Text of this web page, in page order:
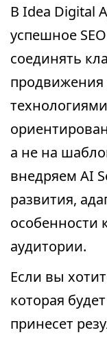
В Idea Digital
успешное
соединять
а не на
внедряем AI
развития,
особенности
аудитории.
Если вы
которая
принесет